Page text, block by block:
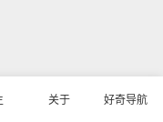
关于 好奇导航